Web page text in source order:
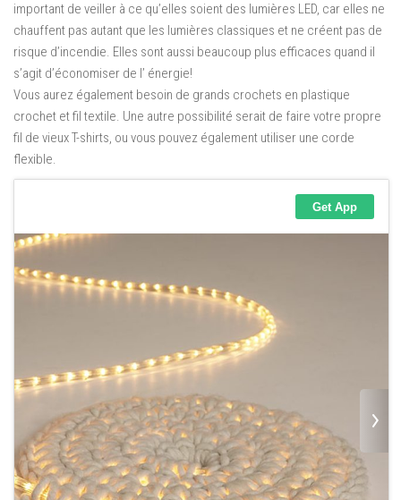
important de veiller à ce qu’elles soient des lumières LED, car elles ne
chauffent pas autant que les lumières classiques et ne créent pas de
risque d’incendie. Elles sont aussi beaucoup plus efficaces quand il
s’agit d’économiser de l’ énergie!
Vous aurez également besoin de grands crochets en plastique
crochet et fil textile. Une autre possibilité serait de faire votre propre
fil de vieux T-shirts, ou vous pouvez également utiliser une corde
flexible.